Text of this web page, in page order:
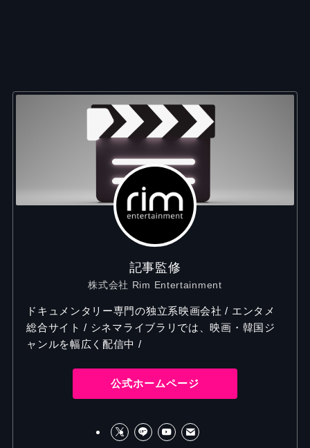
記事監修
株式会社 Rim Entertainment
ドキュメンタリー専門の独立系映画会社 / エンタメ
総合サイト / シネマライブラリでは、映画・韓国ジ
ャンルを幅広く配信中 /
公式ホームページ